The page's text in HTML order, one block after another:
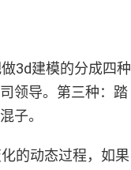
3d建模的分成四种
领导。第三种：踏
子。
的动态过程，如果